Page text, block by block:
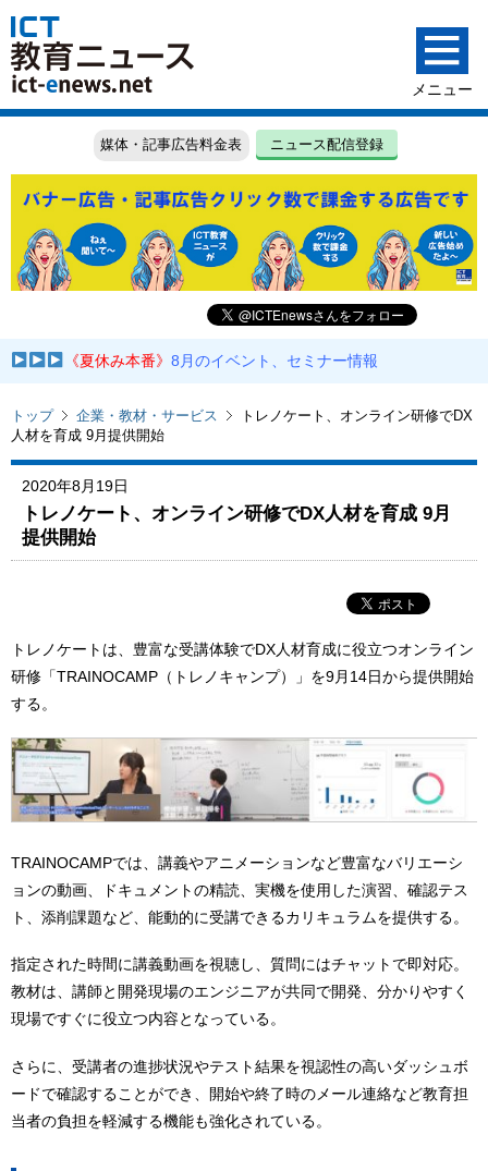
媒体・記事広告料金表 ニュース配信登録
《夏休み本番》8月のイベント、セミナー情報
トップ 企業・教材・サービス
トレノケート、オンライン研修でDX
人材を育成 9月提供開始
2020年8月19日
トレノケート、オンライン研修でDX人材を育成 9月
提供開始
トレノケートは、豊富な受講体験でDX人材育成に役立つオンライン
研修「TRAINOCAMP（トレノキャンプ）」を9月14日から提供開始
する。
TRAINOCAMPでは、講義やアニメーションなど豊富なバリエーシ
ョンの動画、ドキュメントの精読、実機を使用した演習、確認テス
ト、添削課題など、能動的に受講できるカリキュラムを提供する。
指定された時間に講義動画を視聴し、質問にはチャットで即対応。
教材は、講師と開発現場のエンジニアが共同で開発、分かりやすく
現場ですぐに役立つ内容となっている。
さらに、受講者の進捗状況やテスト結果を視認性の高いダッシュボ
ードで確認することができ、開始や終了時のメール連絡など教育担
当者の負担を軽減する機能も強化されている。